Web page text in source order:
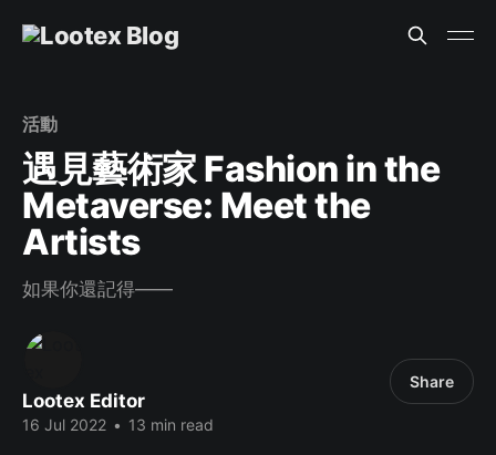
活動
遇見藝術家 Fashion in the
Metaverse: Meet the
Artists
如果你還記得——
Lootex Editor
16 Jul 2022 • 13 min read
Share